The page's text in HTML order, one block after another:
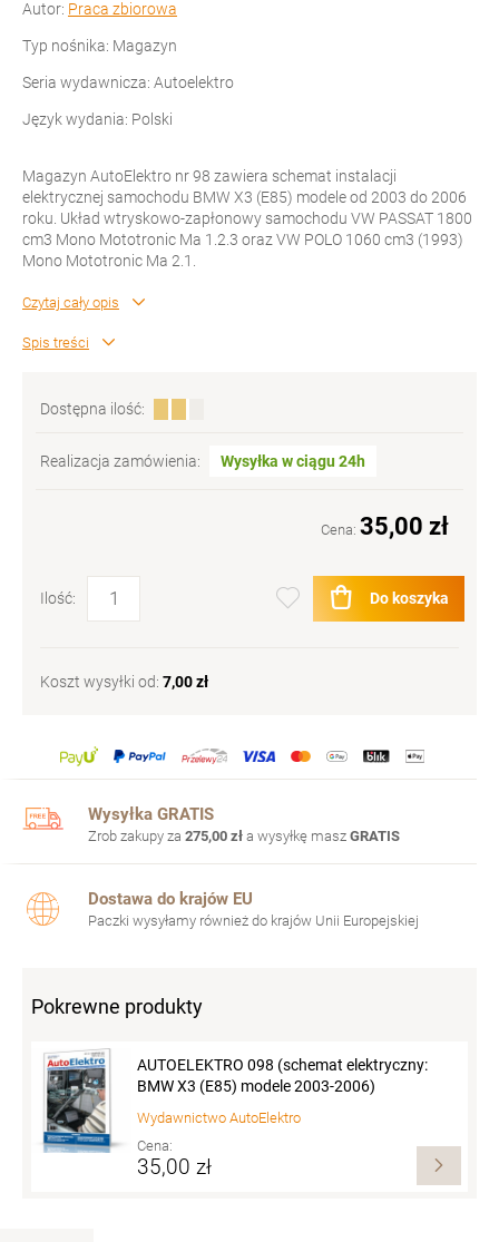
Autor: Praca zbiorowa
Typ nośnika: Magazyn
Seria wydawnicza: Autoelektro
Język wydania: Polski
Magazyn AutoElektro nr 98 zawiera schemat instalacji
elektrycznej samochodu BMW X3 (E85) modele od 2003 do 2006
roku. Układ wtryskowo-zapłonowy samochodu VW PASSAT 1800
cm3 Mono Mototronic Ma 1.2.3 oraz VW POLO 1060 cm3 (1993)
Mono Mototronic Ma 2.1.
Czytaj cały opis
Spis treści
Dostępna ilość:
Realizacja zamówienia: Wysyłka w ciągu 24h
Cena: 35,00 zł
Ilość: Do koszyka
Koszt wysyłki od: 7,00 zł
Wysyłka GRATIS
Zrob zakupy za 275,00 zł a wysyłkę masz GRATIS
Dostawa do krajów EU
Paczki wysyłamy również do krajów Unii Europejskiej
Pokrewne produkty
AUTOELEKTRO 098 (schemat elektryczny:
BMW X3 (E85) modele 2003-2006)
Wydawnictwo AutoElektro
Cena:
35,00 zł